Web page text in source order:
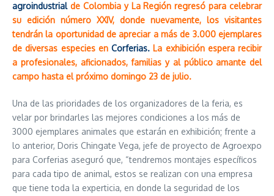
agroindustrial de Colombia y La Región regresó para celebrar
su edición número XXIV, donde nuevamente, los visitantes
tendrán la oportunidad de apreciar a más de 3.000 ejemplares
de diversas especies en Corferias. La exhibición espera recibir
a profesionales, aficionados, familias y al público amante del
campo hasta el próximo domingo 23 de julio.
Una de las prioridades de los organizadores de la feria, es
velar por brindarles las mejores condiciones a los más de
3000 ejemplares animales que estarán en exhibición; frente a
lo anterior, Doris Chingate Vega, jefe de proyecto de Agroexpo
para Corferias aseguró que, “tendremos montajes específicos
para cada tipo de animal, estos se realizan con una empresa
que tiene toda la experticia, en donde la seguridad de los